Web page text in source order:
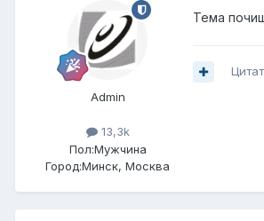
Admin
13,3k
Пол:Мужчина
Город:Минск, Москва
Тема